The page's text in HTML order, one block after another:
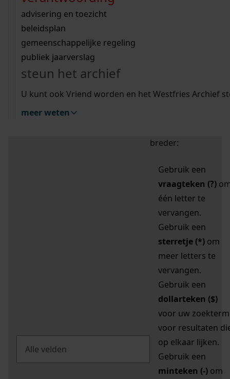
bouwvergunningen
omgevingsvergunningen
vergunningen
beeld en geluid
uitleg nodig?
Wij helpen u op weg met een aantal zoektips.
bekijk alle zoektips
Wij helpen u op weg met een aantal zoektips.
bekijk alle zoektips
bekijk ons geschiedenislokaal
advisering en toezicht
beleidsplan
gemeenschappelijke regeling
publiek jaarverslag
steun het archief
U kunt ook Vriend worden en het Westfries Archief
meer weten
zoektips
Mijn Studiezaal (inloggen)
uw zoekopdracht te
breder:
Gebruik een
vraagteken (?)
één letter te
vervangen.
Gebruik een
sterretje (*) om
meer letters te
vervangen.
Gebruik een
dollarteken ($)
voor uw zoekterm
voor resultaten
op elkaar lijken.
Gebruik een
minteken (-) om